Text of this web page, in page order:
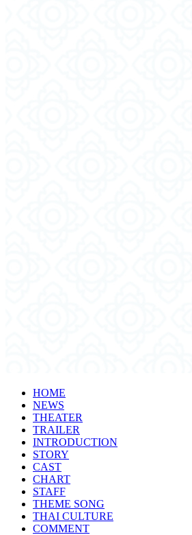
HOME
NEWS
THEATER
TRAILER
INTRODUCTION
STORY
CAST
CHART
STAFF
THEME SONG
THAI CULTURE
COMMENT